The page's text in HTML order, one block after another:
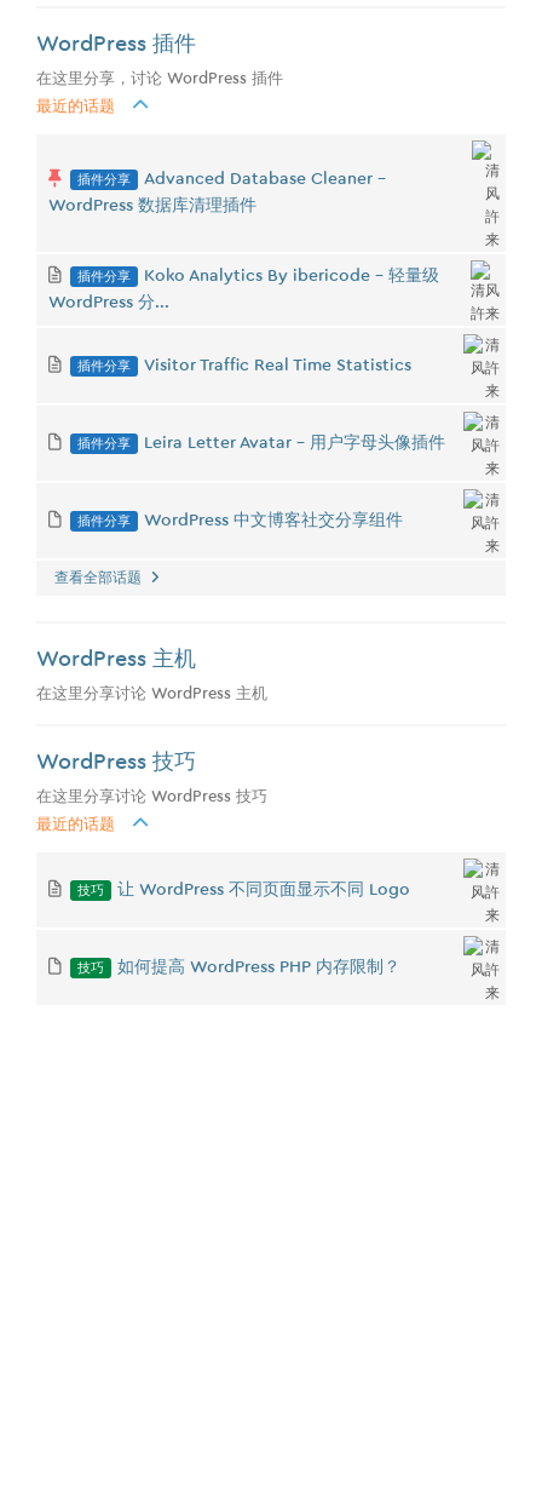
WordPress 插件
在这里分享，讨论 WordPress 插件
最近的话题
插件分享
Advanced Database Cleaner -
WordPress 数据库清理插件
插件分享
Koko Analytics By ibericode - 轻量级
WordPress 分...
插件分享 Visitor Traffic Real Time Statistics
插件分享 Leira Letter Avatar - 用户字母头像插件
插件分享 WordPress 中文博客社交分享组件
查看全部话题
WordPress 主机
在这里分享讨论 WordPress 主机
WordPress 技巧
在这里分享讨论 WordPress 技巧
最近的话题
技巧 让 WordPress 不同页面显示不同 Logo
技巧 如何提高 WordPress PHP 内存限制？